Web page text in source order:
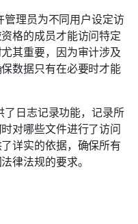
管理员为不同用户设定访
格的成员才能访问特定
其重要，因为审计涉及
数据只有在必要时才能
了日志记录功能，记录所
对哪些文件进行了访问
详实的依据，确保所有
律法规的要求。